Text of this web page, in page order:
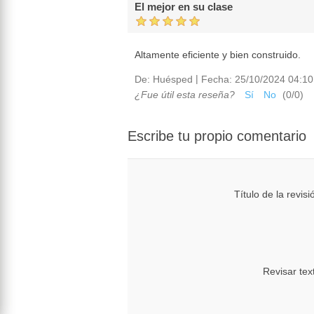
El mejor en su clase
Altamente eficiente y bien construido.
De: Huésped | Fecha: 25/10/2024
¿Fue útil esta reseña?
Sí No (0/0)
Escribe tu propio comentario
Título de la
Revisar